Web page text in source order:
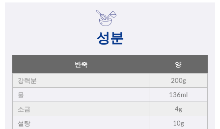
성분
반죽 양
강력분
200g
물
136ml
소금
4g
설탕
10g